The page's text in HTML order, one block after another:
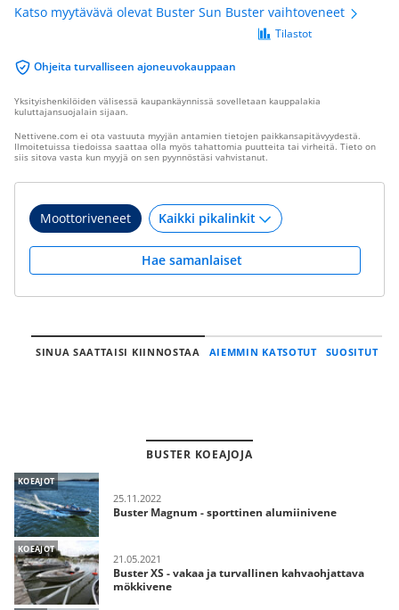
Katso myytävävä olevat Buster Sun Buster vaihtoveneet
Ohjeita turvalliseen ajoneuvokauppaan
Tilastot
Yksityishenkilöiden välisessä kaupankäynnissä sovelletaan kauppalakia
kuluttajansuojalain sijaan.
Nettivene.com ei ota vastuuta myyjän antamien tietojen paikkansapitävyydestä.
Ilmoitetuissa tiedoissa saattaa olla myös tahattomia puutteita tai virheitä. Tieto on
siis sitova vasta kun myyjä on sen pyynnöstäsi vahvistanut.
Moottoriveneet
Hae samanlaiset
SINUA SAATTAISI KIINNOSTAA AIEMMIN KATSOTUT SUOSITUT
BUSTER KOEAJOJA
KOEAJOT
25.11.2022
Buster Magnum - sporttinen alumiinivene
KOEAJOT
21.05.2021
Buster XS - vakaa ja turvallinen kahvaohjattava
mökkivene